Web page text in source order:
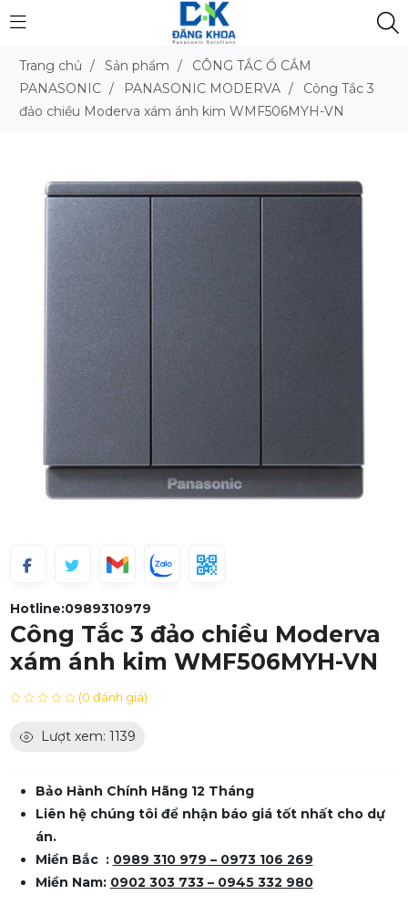
Trang chủ / Sản phẩm /
CÔNG TẮC Ổ CẮM
PANASONIC / PANASONIC MODERVA /
Công Tắc 3
đảo chiều Moderva xám ánh kim WMF506MYH-VN
Hotline:0989310979
Công Tắc 3 đảo chiều Moderva
xám ánh kim WMF506MYH-VN
(0 đánh giá)
Lượt xem: 1139
Bảo Hành Chính Hãng 12 Tháng
Liên hệ chúng tôi để nhận báo giá tốt nhất cho dự
án.
Miền Bắc : 0989 310 979 – 0973 106 269
Miền Nam: 0902 303 733 – 0945 332 980